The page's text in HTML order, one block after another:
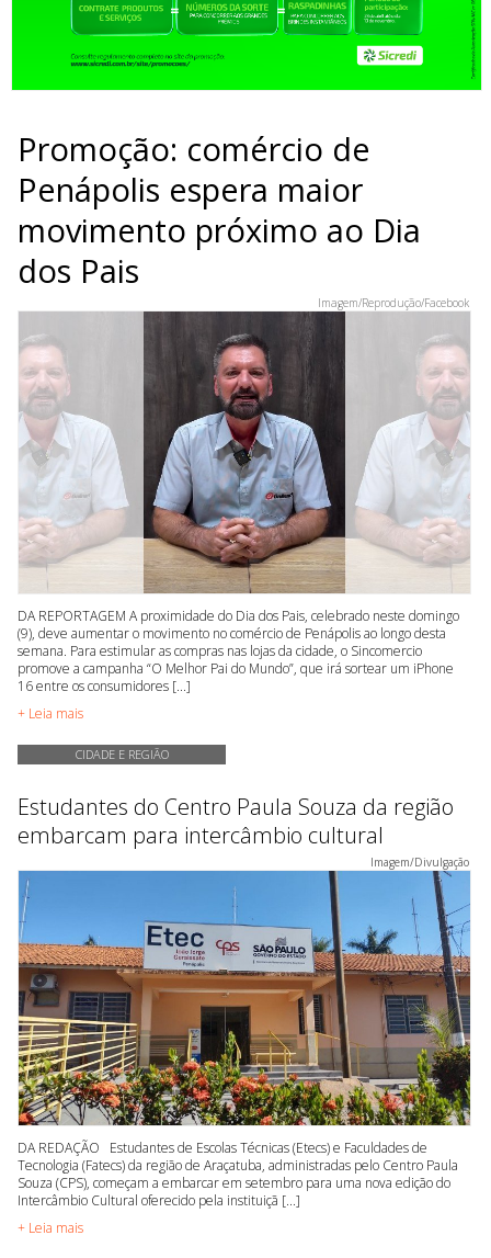
Promoção: comércio de
Penápolis espera maior
movimento próximo ao Dia
dos Pais
Imagem/Reprodução/Facebook
DA REPORTAGEM A proximidade do Dia dos Pais, celebrado neste domingo
(9), deve aumentar o movimento no comércio de Penápolis ao longo desta
semana. Para estimular as compras nas lojas da cidade, o Sincomercio
promove a campanha “O Melhor Pai do Mundo”, que irá sortear um iPhone
16 entre os consumidores [...]
+ Leia mais
CIDADE E REGIÃO
Estudantes do Centro Paula Souza da região
embarcam para intercâmbio cultural
Imagem/Divulgação
DA REDAÇÃO Estudantes de Escolas Técnicas (Etecs) e Faculdades de
Tecnologia (Fatecs) da região de Araçatuba, administradas pelo Centro Paula
Souza (CPS), começam a embarcar em setembro para uma nova edição do
Intercâmbio Cultural oferecido pela instituiçã [...]
+ Leia mais